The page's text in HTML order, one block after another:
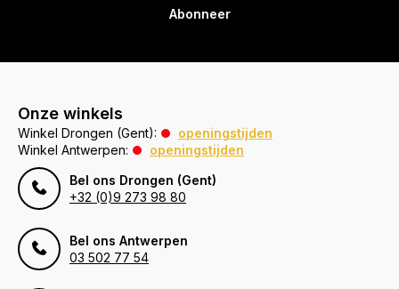
Abonneer
Onze winkels
Winkel Drongen (Gent):
openingstijden
Winkel Antwerpen:
openingstijden
Bel ons Drongen (Gent)
+32 (0)9 273 98 80
Bel ons Antwerpen
03 502 77 54